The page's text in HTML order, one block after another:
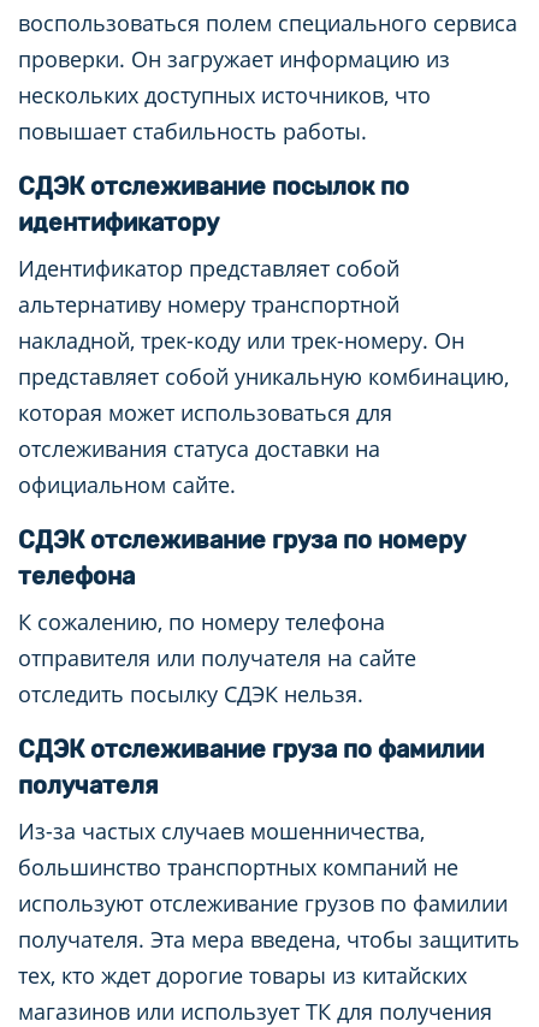
воспользоваться полем специального сервиса
проверки. Он загружает информацию из
нескольких доступных источников, что
повышает стабильность работы.
СДЭК отслеживание посылок по
идентификатору
Идентификатор представляет собой
альтернативу номеру транспортной
накладной, трек-коду или трек-номеру. Он
представляет собой уникальную комбинацию,
которая может использоваться для
отслеживания статуса доставки на
официальном сайте.
СДЭК отслеживание груза по номеру
телефона
К сожалению, по номеру телефона
отправителя или получателя на сайте
отследить посылку СДЭК нельзя.
СДЭК отслеживание груза по фамилии
получателя
Из-за частых случаев мошенничества,
большинство транспортных компаний не
используют отслеживание грузов по фамилии
получателя. Эта мера введена, чтобы защитить
тех, кто ждет дорогие товары из китайских
магазинов или использует ТК для получения